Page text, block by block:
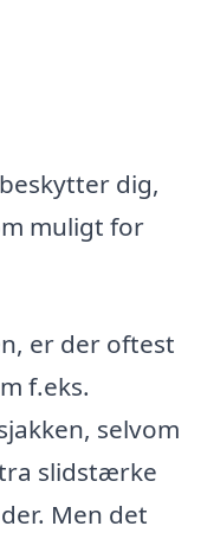
dig,
muligt for
er der oftest
f.eks.
selvom
slidstærke
Men det